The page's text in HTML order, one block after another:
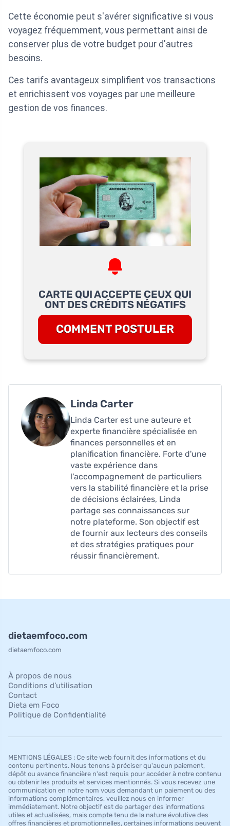
Cette économie peut s'avérer significative si vous
voyagez fréquemment, vous permettant ainsi de
conserver plus de votre budget pour d'autres
besoins.
Ces tarifs avantageux simplifient vos transactions
et enrichissent vos voyages par une meilleure
gestion de vos finances.
CARTE QUI ACCEPTE CEUX QUI
ONT DES CRÉDITS NÉGATIFS
COMMENT POSTULER
Linda Carter
Linda Carter est une auteure et
experte financière spécialisée en
finances personnelles et en
planification financière. Forte d'une
vaste expérience dans
l'accompagnement de particuliers
vers la stabilité financière et la prise
de décisions éclairées, Linda
partage ses connaissances sur
notre plateforme. Son objectif est
de fournir aux lecteurs des conseils
et des stratégies pratiques pour
réussir financièrement.
dietaemfoco.com
dietaemfoco.com
À propos de nous
Conditions d’utilisation
Contact
Dieta em Foco
Politique de Confidentialité
MENTIONS LÉGALES : Ce site web fournit des informations et du
contenu pertinents. Nous tenons à préciser qu'aucun paiement,
dépôt ou avance financière n'est requis pour accéder à notre contenu
ou obtenir les produits et services mentionnés. Si vous recevez une
communication en notre nom vous demandant un paiement ou des
informations complémentaires, veuillez nous en informer
immédiatement. Notre objectif est de partager des informations
utiles et actualisées, mais compte tenu de la nature évolutive des
offres financières et promotionnelles, certaines informations peuvent